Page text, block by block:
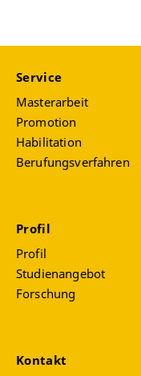
Service
Masterarbeit
Promotion
Habilitation
Berufungsverfahren
Profil
Profil
Studienangebot
Forschung
Kontakt